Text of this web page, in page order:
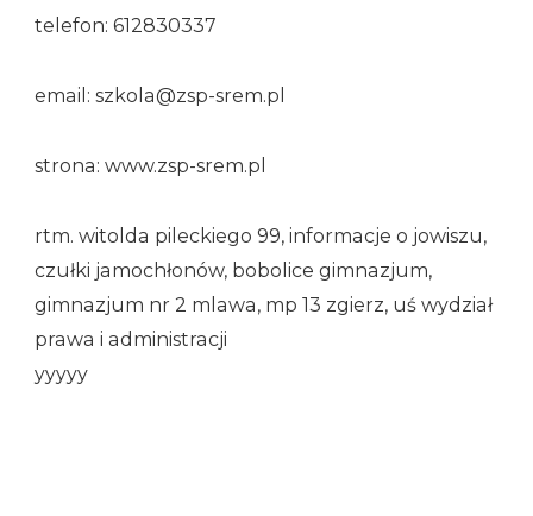
telefon: 612830337
email: szkola@zsp-srem.pl
strona: www.zsp-srem.pl
rtm. witolda pileckiego 99, informacje o jowiszu,
czułki jamochłonów, bobolice gimnazjum,
gimnazjum nr 2 mlawa, mp 13 zgierz, uś wydział
prawa i administracji
yyyyy